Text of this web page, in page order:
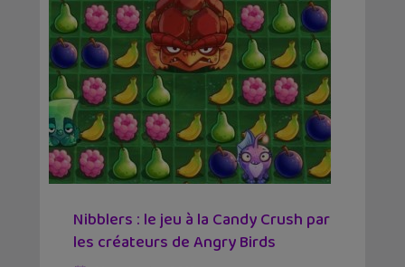
Nibblers : le jeu à la Candy Crush par
les créateurs de Angry Birds